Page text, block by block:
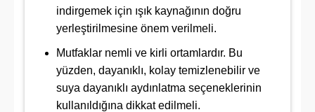
indirgemek için ışık kaynağının doğru
yerleştirilmesine önem verilmeli.
Mutfaklar nemli ve kirli ortamlardır. Bu
yüzden, dayanıklı, kolay temizlenebilir ve
suya dayanıklı aydınlatma seçeneklerinin
kullanıldığına dikkat edilmeli.